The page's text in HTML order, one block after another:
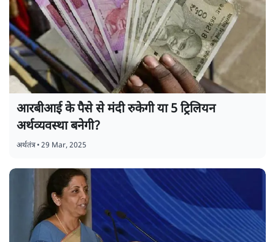
आरबीआई के पैसे से मंदी रुकेगी या 5 ट्रिलियन
अर्थव्यवस्था बनेगी?
अर्थतंत्र•29 Mar, 2025